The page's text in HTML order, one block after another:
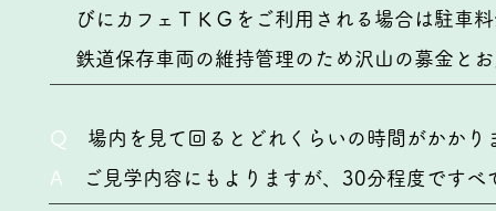
びにカフ ェＴＫＧをご利用される場合は駐車
鉄道保存車両の維持管理のため沢山の募金と
Q
場内を見て回るとどれくらいの時間がかかり
A
ご見学内容にもよりますが、30分程度です